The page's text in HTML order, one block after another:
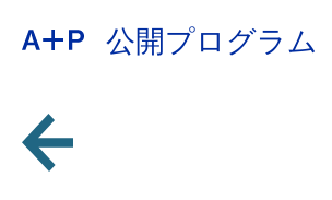
公開プログラム
約
教育
ESPAÑOL